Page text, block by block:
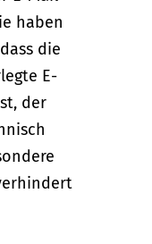
haben
die
E-
der